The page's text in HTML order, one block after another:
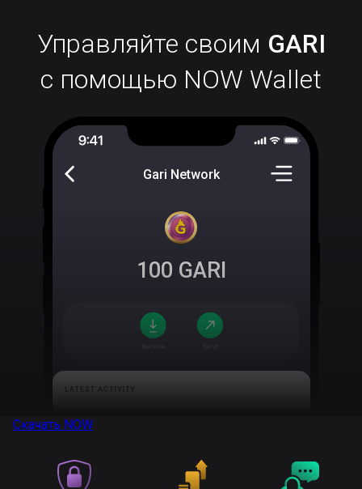
Управляйте своим GARI
с помощью NOW Wallet
Gari Network
100 GARI
Скачать NOW